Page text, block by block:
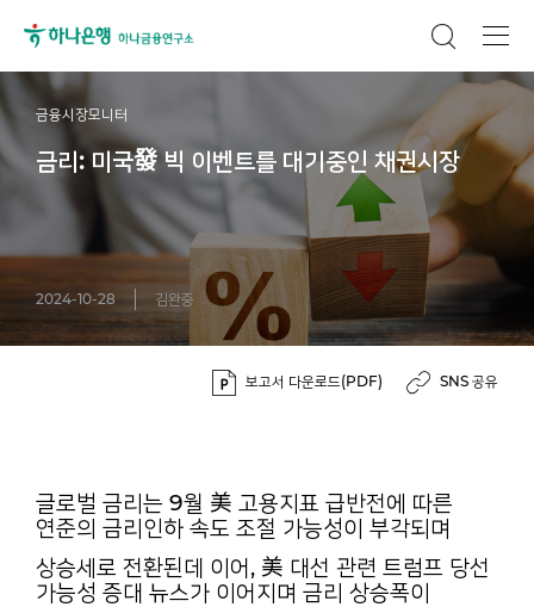
금융시장모니터
금리: 미국發 빅 이벤트를 대기중인 채권시장
2024-10-28 김완중
보고서 다운로드(PDF) SNS 공유
글로벌 금리는 9월 美 고용지표 급반전에 따른
연준의 금리인하 속도 조절 가능성이 부각되며
상승세로 전환된데 이어, 美 대선 관련 트럼프 당선
가능성 증대 뉴스가 이어지며 금리 상승폭이